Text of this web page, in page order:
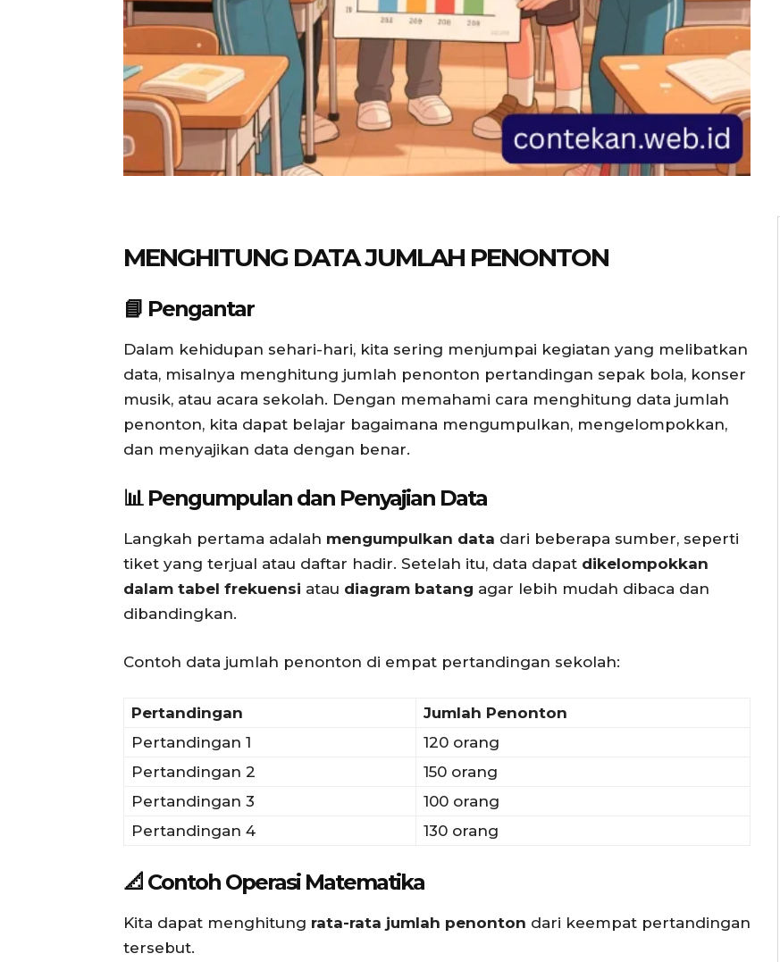
MENGHITUNG DATA JUMLAH PENONTON
📘 Pengantar
Dalam kehidupan sehari-hari, kita sering menjumpai kegiatan yang melibatkan
data, misalnya menghitung jumlah penonton pertandingan sepak bola, konser
musik, atau acara sekolah. Dengan memahami cara menghitung data jumlah
penonton, kita dapat belajar bagaimana mengumpulkan, mengelompokkan,
dan menyajikan data dengan benar.
📊 Pengumpulan dan Penyajian Data
Langkah pertama adalah mengumpulkan data dari beberapa sumber, seperti
tiket yang terjual atau daftar hadir. Setelah itu, data dapat dikelompokkan
dalam tabel frekuensi atau diagram batang agar lebih mudah dibaca dan
dibandingkan.
Contoh data jumlah penonton di empat pertandingan sekolah:
Pertandingan
Jumlah Penonton
Pertandingan 1
120 orang
Pertandingan 2
150 orang
Pertandingan 3
100 orang
Pertandingan 4
130 orang
📐 Contoh Operasi Matematika
Kita dapat menghitung rata-rata jumlah penonton dari keempat pertandingan
tersebut.